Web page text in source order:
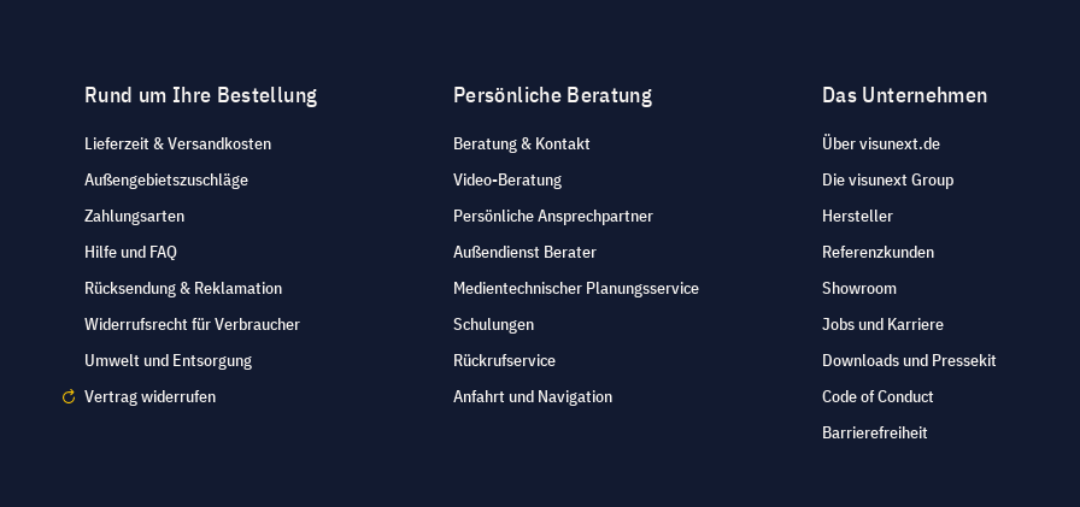
Rund um Ihre Bestellung
Lieferzeit & Versandkosten
Außengebietszuschläge
Zahlungsarten
Hilfe und FAQ
Rücksendung & Reklamation
Widerrufsrecht für Verbraucher
Umwelt und Entsorgung
Vertrag widerrufen
Persönliche Beratung
Beratung & Kontakt
Video-Beratung
Persönliche Ansprechpartner
Außendienst Berater
Medientechnischer Planungsservice
Schulungen
Rückrufservice
Anfahrt und Navigation
Das Unternehmen
Über visunext.de
Die visunext Group
Hersteller
Referenzkunden
Showroom
Jobs und Karriere
Downloads und Pressekit
Code of Conduct
Barrierefreiheit